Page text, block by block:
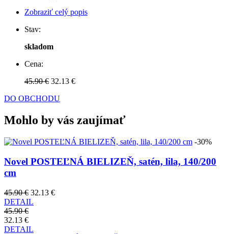
Zobraziť celý popis
Stav:
skladom
Cena:
45.90 € 32.13 €
DO OBCHODU
Mohlo by vás zaujímať
-30%
Novel POSTEĽNÁ BIELIZEŇ, satén, lila, 140/200
cm
45.90 € 32.13 €
DETAIL
45.90 €
32.13 €
DETAIL